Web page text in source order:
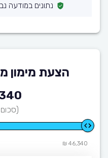
נתונים במודעה
הצעת מימון
₪
46,340 ₪